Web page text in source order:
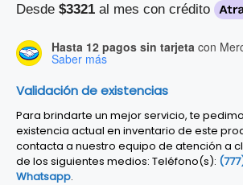
Desde $3321 al mes con crédito
Hasta 12 pagos sin tarjeta con
Saber más
Validación de existencias
Para brindarte un mejor servicio, te
existencia actual en inventario de este
contacta a nuestro equipo de atención a
de los siguientes medios: Teléfono(s):
Whatsapp.